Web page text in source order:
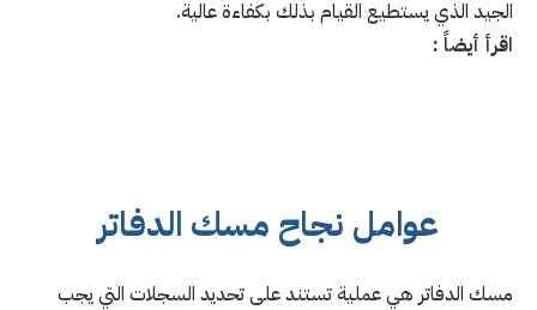
الجيد الذي يستطيع القيام بذلك بكفاءة عالية.
اقرأ أيضاً :
عوامل نجاح مسك الدفاتر
مسك الدفاتر هي عملية تستند على تحديد السجلات التي يجب